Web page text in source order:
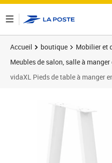
Accueil boutique
Mobilier et
Meubles de salon, salle à
vidaXL Pieds de table à manger